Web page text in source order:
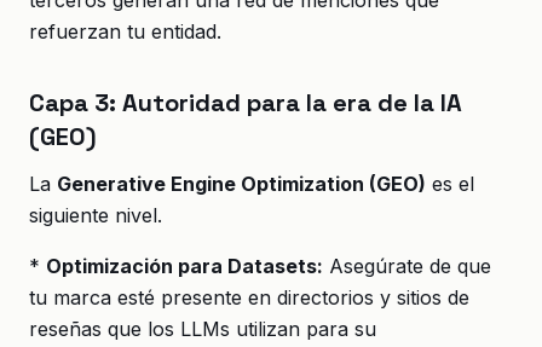
refuerzan tu entidad.
Capa 3: Autoridad para la era de la IA
(GEO)
La Generative Engine Optimization (GEO) es el
siguiente nivel.
* Optimización para Datasets: Asegúrate de que
tu marca esté presente en directorios y sitios de
reseñas que los LLMs utilizan para su